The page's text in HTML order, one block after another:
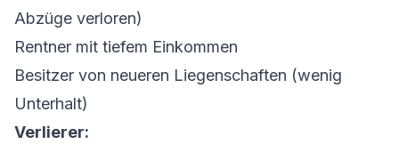
Abzüge verloren)
Rentner mit tiefem Einkommen
Besitzer von neueren Liegenschaften (wenig
Unterhalt)
Verlierer: